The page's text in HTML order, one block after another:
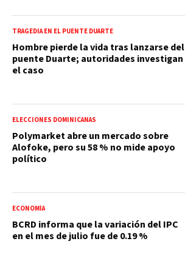
TRAGEDIA EN EL PUENTE DUARTE
Hombre pierde la vida tras lanzarse del
puente Duarte; autoridades investigan
el caso
ELECCIONES DOMINICANAS
Polymarket abre un mercado sobre
Alofoke, pero su 58 % no mide apoyo
político
ECONOMÍA
BCRD informa que la variación del IPC
en el mes de julio fue de 0.19 %